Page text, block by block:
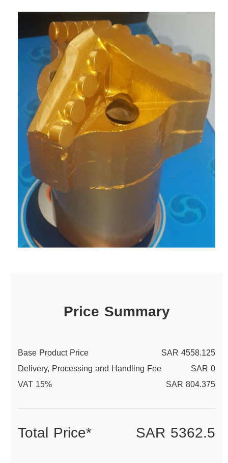
Price Summary
Base Product Price
SAR 4558.125
Delivery, Processing and Handling Fee
SAR 0
VAT 15%
SAR 804.375
Total Price* SAR 5362.5